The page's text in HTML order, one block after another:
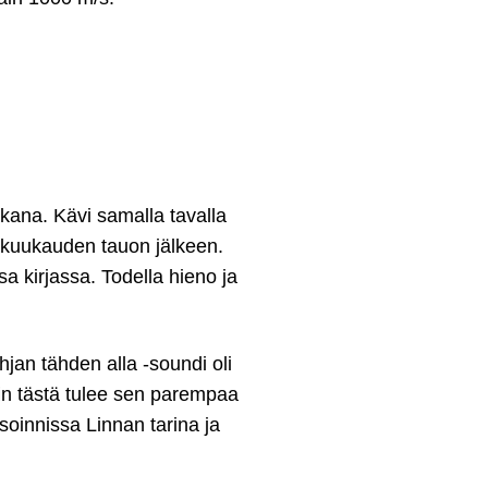
Kävi samalla tavalla
tauon jälkeen.
kirjassa. Todella hieno ja
tähden alla ‑soundi oli
tästä tulee sen parempaa
Linnan tarina ja